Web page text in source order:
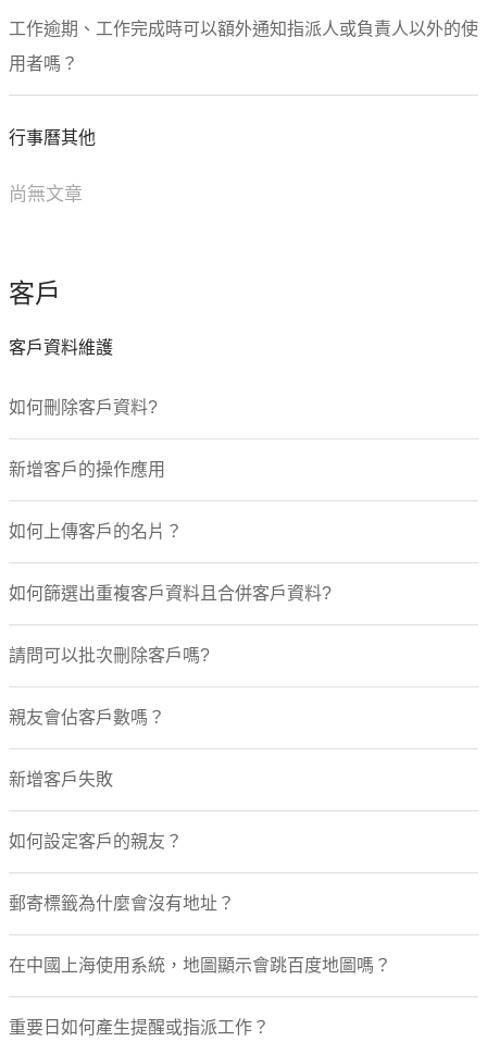
工作逾期、工作完成時可以額外通知指派人或負責人以外的使
用者嗎？
行事曆其他
尚無文章
客戶
客戶資料維護
如何刪除客戶資料?
新增客戶的操作應用
如何上傳客戶的名片？
如何篩選出重複客戶資料且合併客戶資料?
請問可以批次刪除客戶嗎?
親友會佔客戶數嗎？
新增客戶失敗
如何設定客戶的親友？
郵寄標籤為什麼會沒有地址？
在中國上海使用系統，地圖顯示會跳百度地圖嗎？
重要日如何產生提醒或指派工作？